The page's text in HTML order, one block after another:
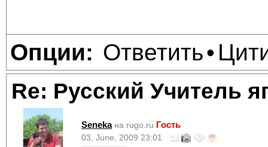
Опции: Ответить•
Re: Русский Учитель
Seneka на rugo.ru Гость
03, June, 2009 23:01